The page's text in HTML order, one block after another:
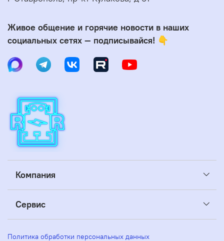
Компания
Сервис
Живое общение и горячие новости в наших
социальных сетях — подписывайся! 👇
Политика обработки персональных данных